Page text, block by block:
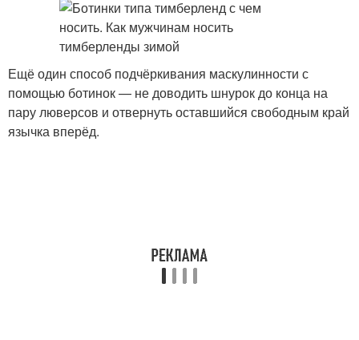
Ещё один способ подчёркивания маскулинности с
помощью ботинок — не доводить шнурок до конца на
пару люверсов и отвернуть оставшийся свободным край
язычка вперёд.